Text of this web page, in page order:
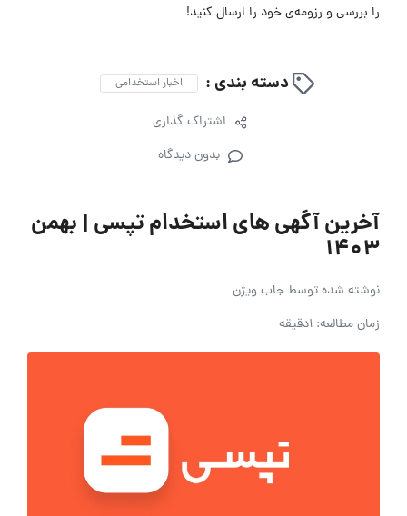
را بررسی و رزومه‌ی خود را ارسال کنید!
دسته بندی : اخبار استخدامی
اشتراک گذاری
بدون دیدگاه
آخرین آگهی های استخدام تپسی | بهمن
۱۴۰۳
نوشته شده توسطجاب ویژن
زمان مطالعه: 1دقیقه